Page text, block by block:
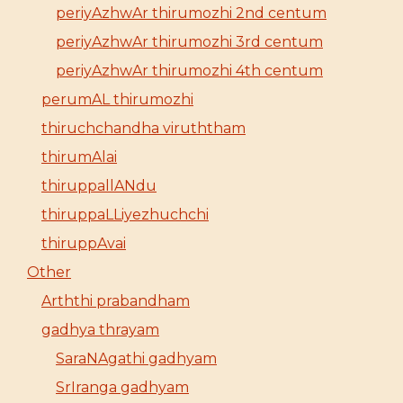
periyAzhwAr thirumozhi 2nd centum
periyAzhwAr thirumozhi 3rd centum
periyAzhwAr thirumozhi 4th centum
perumAL thirumozhi
thiruchchandha viruththam
thirumAlai
thiruppallANdu
thiruppaLLiyezhuchchi
thiruppAvai
Other
Arththi prabandham
gadhya thrayam
SaraNAgathi gadhyam
SrIranga gadhyam